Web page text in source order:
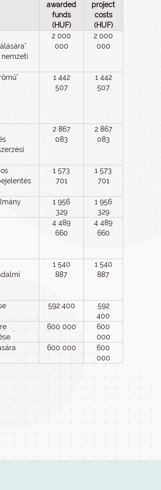
awarded
funds
(HUF)
project
costs
(HUF)
2 000
000
2 000
000
1 442
507
1 442
507
2 867
083
2 867
083
1 573
701
1 573
701
1 956
329
1 956
329
4 489
660
4 489
660
1 540
887
1 540
887
592 400
592
400
600 000
600
000
600 000
600
000